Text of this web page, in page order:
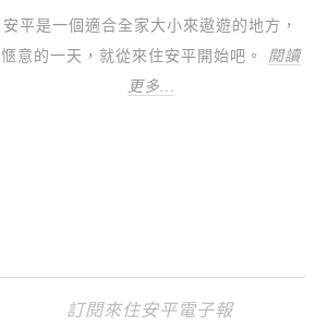
安平是一個適合全家大小來遨遊的地方，
愜意的一天，就從來住安平開始吧。 閱讀
更多…
訂閱來住安平電子報